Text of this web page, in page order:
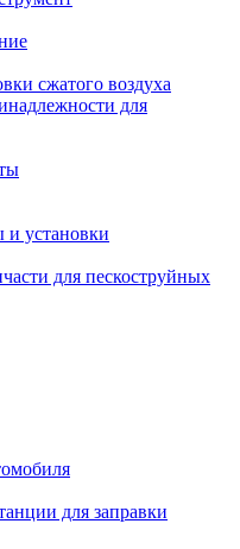
сжатого воздуха
для
и установки
для пескоструйных
для заправки